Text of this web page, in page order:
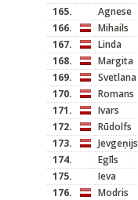
165.
Agnese
166.
Mihails
167.
Linda
168.
Margita
169.
Svetlana
170.
Romans
171.
Ivars
172.
Rūdolfs
173.
Jevgeņijs
174.
Egīls
175.
Ieva
176.
Modris